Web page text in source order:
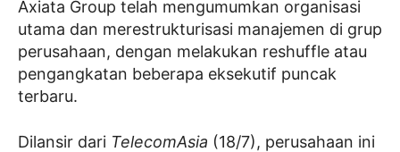
Axiata Group telah mengumumkan organisasi
utama dan merestrukturisasi manajemen di grup
perusahaan, dengan melakukan reshuffle atau
pengangkatan beberapa eksekutif puncak
terbaru.
Dilansir dari TelecomAsia (18/7), perusahaan ini